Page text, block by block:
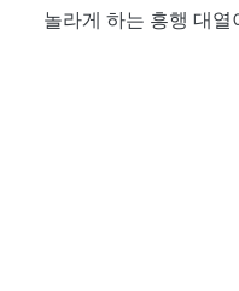
놀라게 하는 흥행 대